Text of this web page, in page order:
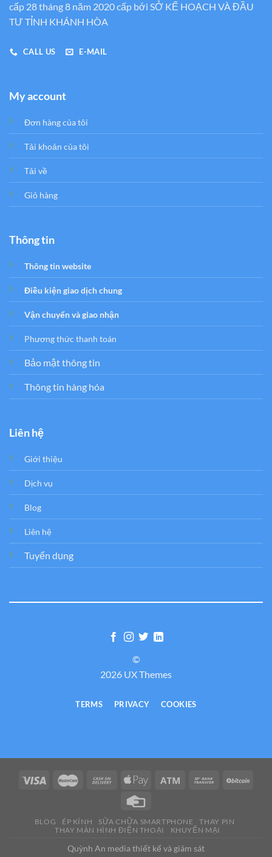
cấp 28 tháng 8 năm 2020 cấp bới SỞ KẾ HOẠCH VÀ ĐẦU
TƯ TỈNH KHÁNH HÒA
CALL US E-MAIL
My account
Đơn hàng của tôi
Tải khoản của tôi
Tải về
Giỏ hàng
Thông tin
Thông tin website
Điều kiện giao dịch chung
Vận chuyển và giao nhận
Phương thức thanh toán
Bảo mật thông tin
Thông tin hàng hóa
Liên hệ
Giới thiệu
Dịch vụ
Blog
Liên hệ
Tuyển dụng
©
2026 UX Themes
TERMS PRIVACY COOKIES
BLOG ÉP KÍNH SỬA CHỮA SMARTPHONE
THAY PIN
THAY MÀN HÌNH ĐIỆN THOẠI
KHUYẾN MẠI
Quỳnh An media thiết kế và giám sát